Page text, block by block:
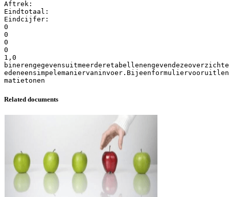
Aftrek:
Eindtotaal:
Eindcijfer:
0
0
0
0
1,0
Related documents